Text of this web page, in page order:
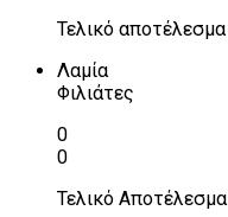
Τελικό αποτέλεσμα
Λαμία
Φιλιάτες
0
0
Τελικό Αποτέλεσμα